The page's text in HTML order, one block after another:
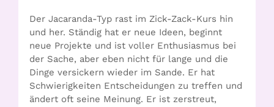
Der Jacaranda-Typ rast im Zick-Zack-Kurs hin
und her. Ständig hat er neue Ideen, beginnt
neue Projekte und ist voller Enthusiasmus bei
der Sache, aber eben nicht für lange und die
Dinge versickern wieder im Sande. Er hat
Schwierigkeiten Entscheidungen zu treffen und
ändert oft seine Meinung. Er ist zerstreut,